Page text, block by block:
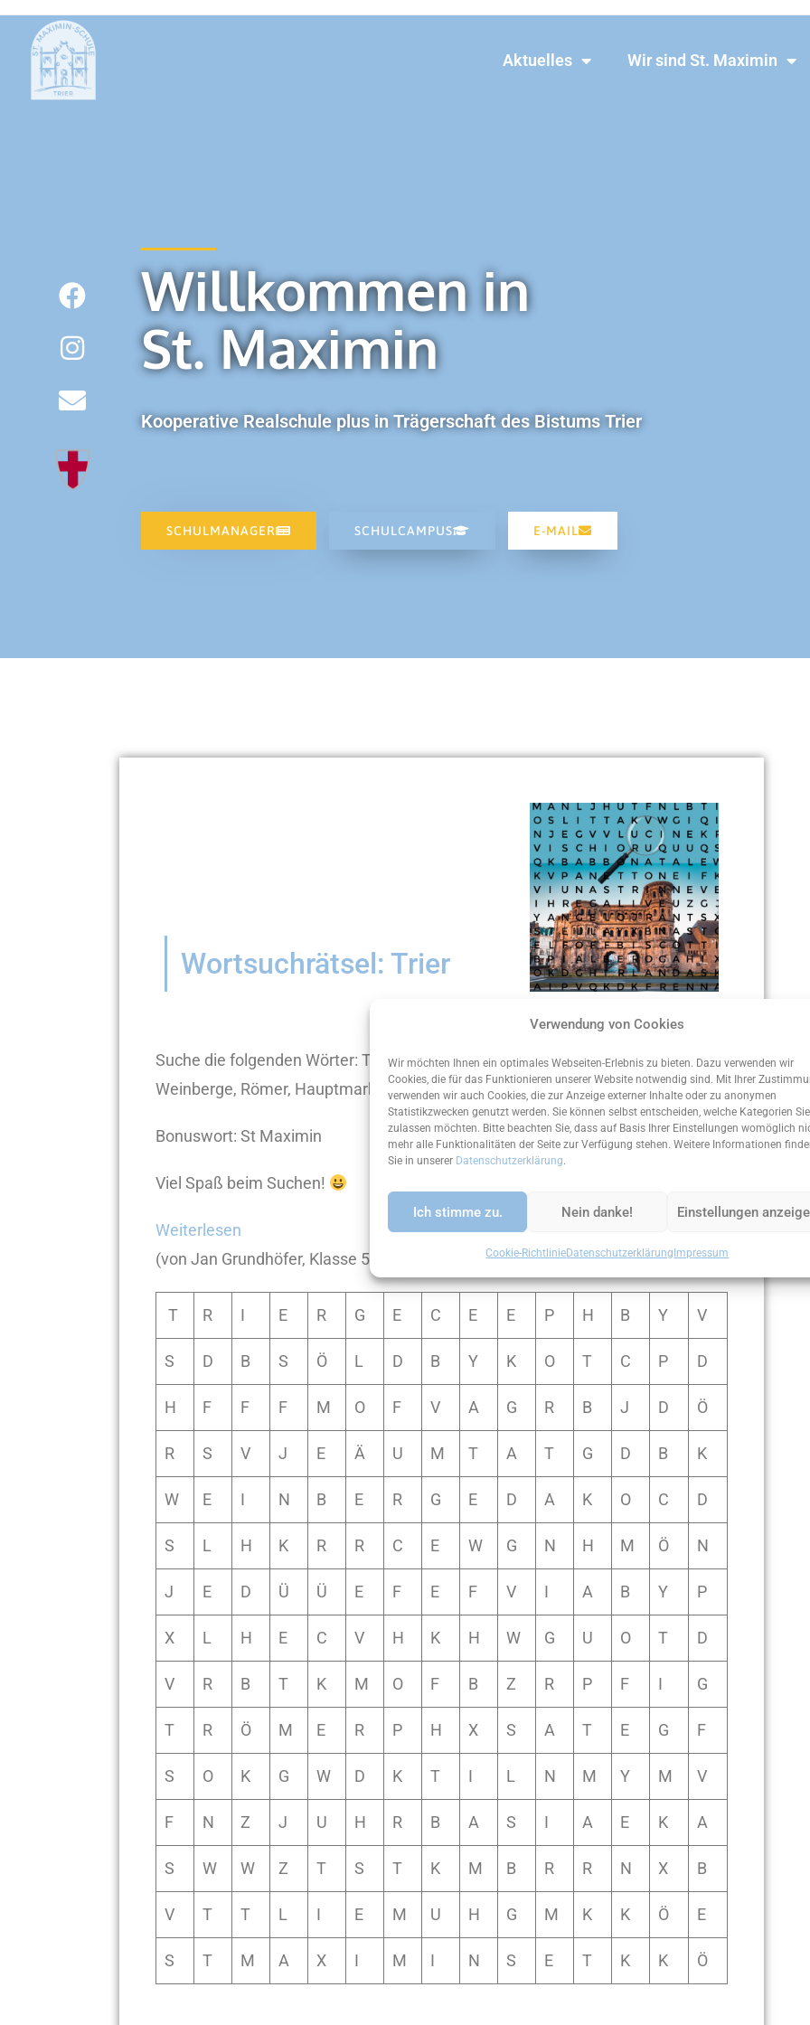
Verwendung von Cookies
Wir möchten Ihnen ein optimales Webseiten-Erlebnis zu bieten. Dazu verwenden wir
Cookies, die für das Funktionieren unserer Website notwendig sind. Mit Ihrer
verwenden wir auch Cookies, die zur Anzeige externer Inhalte oder zu anonymen
Statistikzwecken genutzt werden. Sie können selbst entscheiden, welche Kategorien Sie
zulassen möchten. Bitte beachten Sie, dass auf Basis Ihrer Einstellungen womöglich
mehr alle Funktionalitäten der Seite zur Verfügung stehen. Weitere Informationen
Sie in unserer Datenschutzerklärung.
Ich stimme zu. Nein danke! Einstellungen
Cookie-RichtlinieDatenschutzerklärung Impressum
Aktuelles Wir sind St. Maximin
Willkommen in
St. Maximin
Kooperative Realschule plus in Trägerschaft des Bistums Trier
SCHULMANAGER SCHULCAMPUS E-MAIL
Wortsuchrätsel: Trier
Suche die folgenden Wörter: Trier, Porta Nigra, Römerbrücke, Dom, Basilika,
Weinberge, Römer, Hauptmarkt, Feyen
Bonuswort: St Maximin
Viel Spaß beim Suchen!
Weiterlesen
(von Jan Grundhöfer, Klasse 5b)
T R I E R G E C E E P H B Y V
S D B S Ö L D B Y K O T C P D
H F F F M O F V A G R B J D Ö
R S V J E Ä U M T A T G D B K
W E I N B E R G E D A K O C D
S L H K R R C E W G N H M Ö N
J E D Ü Ü E F E F V I A B Y P
X L H E C V H K H W G U O T D
V R B T K M O F B Z R P F I G
T R Ö M E R P H X S A T E G F
S O K G W D K T I L N M Y M V
F N Z J U H R B A S I A E K A
S W W Z T S T K M B R R N X B
V T T L I E M U H G M K K Ö E
S T M A X I M I N S E T K K Ö